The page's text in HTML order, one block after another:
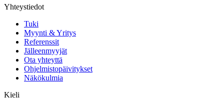
Yhteystiedot
Tuki
Myynti & Yritys
Referenssit
Jälleenmyyjät
Ota yhteyttä
Ohjelmistopäivitykset
Näkökulmia
Kieli